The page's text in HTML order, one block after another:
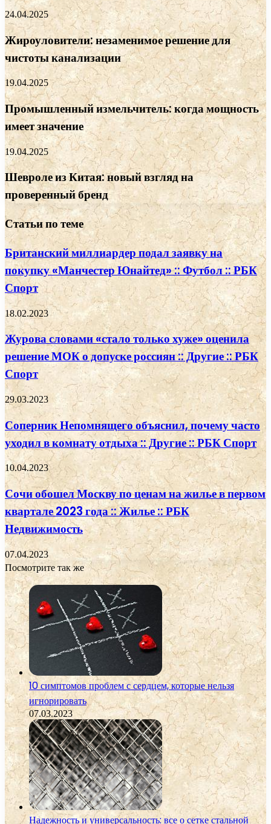
24.04.2025
Жироуловители: незаменимое решение для
чистоты канализации
19.04.2025
Промышленный измельчитель: когда мощность
имеет значение
19.04.2025
Шевроле из Китая: новый взгляд на
проверенный бренд
Статьи по теме
Британский миллиардер подал заявку на
покупку «Манчестер Юнайтед» :: Футбол :: РБК
Спорт
18.02.2023
Журова словами «стало только хуже» оценила
решение МОК о допуске россиян :: Другие :: РБК
Спорт
29.03.2023
Соперник Непомнящего объяснил, почему часто
уходил в комнату отдыха :: Другие :: РБК Спорт
10.04.2023
Сочи обошел Москву по ценам на жилье в первом
квартале 2023 года :: Жилье :: РБК
Недвижимость
07.04.2023
Посмотрите так же
Close
10 симптомов проблем с сердцем, которые нельзя
игнорировать
07.03.2023
Надежность и универсальность: все о сетке стальной